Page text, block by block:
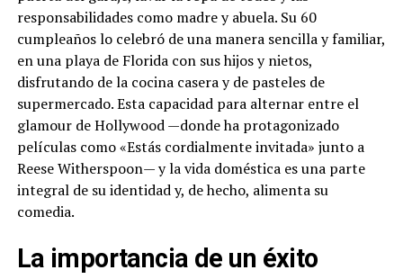
responsabilidades como madre y abuela. Su 60
cumpleaños lo celebró de una manera sencilla y familiar,
en una playa de Florida con sus hijos y nietos,
disfrutando de la cocina casera y de pasteles de
supermercado. Esta capacidad para alternar entre el
glamour de Hollywood —donde ha protagonizado
películas como «Estás cordialmente invitada» junto a
Reese Witherspoon— y la vida doméstica es una parte
integral de su identidad y, de hecho, alimenta su
comedia.
La importancia de un éxito